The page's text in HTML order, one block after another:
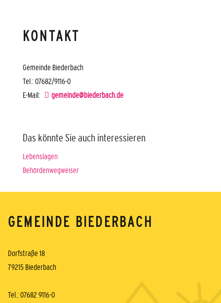
KONTAKT
Gemeinde Biederbach
Tel.: 07682/9116-0
E-Mail:
gemeinde@biederbach.de
Das könnte Sie auch interessieren
Lebenslagen
Behördenwegweiser
GEMEINDE BIEDERBACH
Dorfstraße 18
79215 Biederbach
Tel.: 07682 9116-0